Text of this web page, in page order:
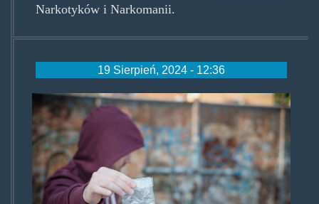
Narkotyków i Narkomanii.
19 Sierpień, 2024 - 12:36
1511959585.jpg